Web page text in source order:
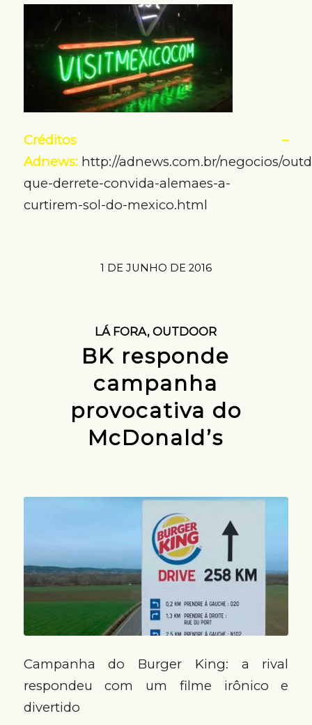
Créditos –
Adnews:http://adnews.com.br/negocios/
que-derrete-convida-alemaes-a-
curtirem-sol-do-mexico.html
1 DE JUNHO DE 2016
LÁ FORA,OUTDOOR
BK responde
campanha
provocativa do
McDonald’s
Campanha do Burger King: a rival
respondeu com um filme irônico e
divertido